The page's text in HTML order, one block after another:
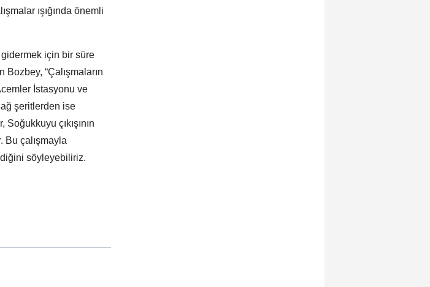
ışığında önemli
gidermek için bir süre
Bozbey, “Çalışmaların
İstasyonu ve
şeritlerden ise
çıkışının
Bu çalışmayla
söyleyebiliriz.